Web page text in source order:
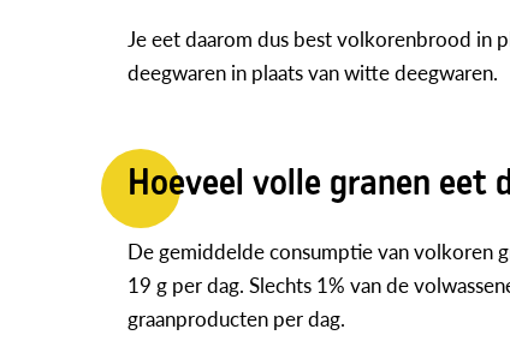
Je eet daarom dus best volkorenbrood in
deegwaren in plaats van witte deegwaren.
Hoeveel volle granen eet
De gemiddelde consumptie van volkoren
19 g per dag. Slechts 1% van de
graanproducten per dag.